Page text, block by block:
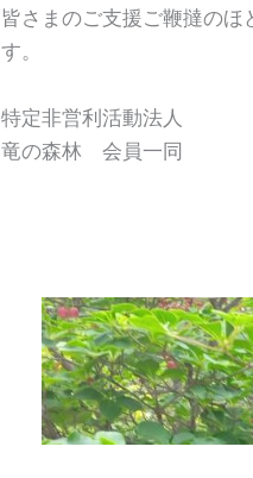
皆さまのご支援ご鞭撻のほ
す。
特定非営利活動法人
竜の森林 会員一同